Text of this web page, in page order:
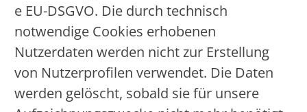
e EU-DSGVO. Die durch technisch
notwendige Cookies erhobenen
Nutzerdaten werden nicht zur Erstellung
von Nutzerprofilen verwendet. Die Daten
werden gelöscht, sobald sie für unsere